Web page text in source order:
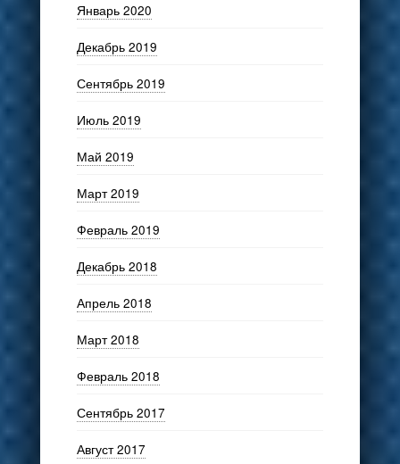
Январь 2020
Декабрь 2019
Сентябрь 2019
Июль 2019
Май 2019
Март 2019
Февраль 2019
Декабрь 2018
Апрель 2018
Март 2018
Февраль 2018
Сентябрь 2017
Август 2017